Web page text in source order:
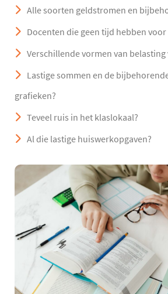
Alle soorten geldstromen en
Docenten die geen tijd hebben
Verschillende vormen van
Lastige sommen en de
grafieken?
Teveel ruis in het klaslokaal?
Al die lastige huiswerkopgaven?